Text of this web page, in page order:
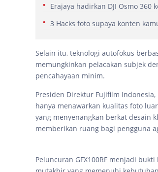
Erajaya hadirkan DJI Osmo 360
3 Hacks foto supaya konten
Selain itu, teknologi autofokus
memungkinkan pelacakan subjek
pencahayaan minim.
Presiden Direktur Fujifilm Indonesia,
hanya menawarkan kualitas foto
yang menyenangkan berkat desain
memberikan ruang bagi pengguna
Peluncuran GFX100RF menjadi